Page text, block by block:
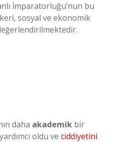
İmparatorluğu’nun bu
sosyal ve ekonomik
daha akademik bir
oldu ve ciddiyetini